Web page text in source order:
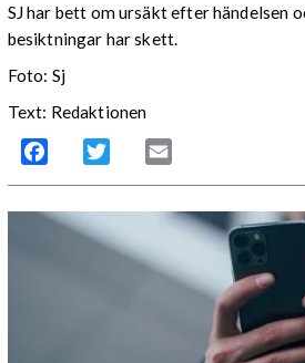
SJ har bett om ursäkt efter händelsen
besiktningar har skett.
Foto: Sj
Text: Redaktionen
Facebook Twitter